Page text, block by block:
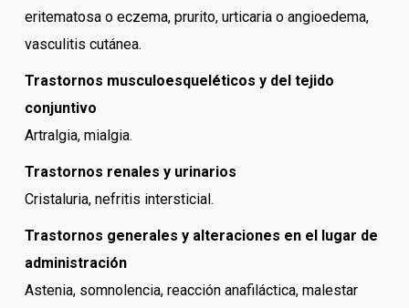
eritematosa o eczema, prurito, urticaria o angioedema,
vasculitis cutánea.
Trastornos musculoesqueléticos y del tejido
conjuntivo
Artralgia, mialgia.
Trastornos renales y urinarios
Cristaluria, nefritis intersticial.
Trastornos generales y alteraciones en el lugar de
administración
Astenia, somnolencia, reacción anafiláctica, malestar